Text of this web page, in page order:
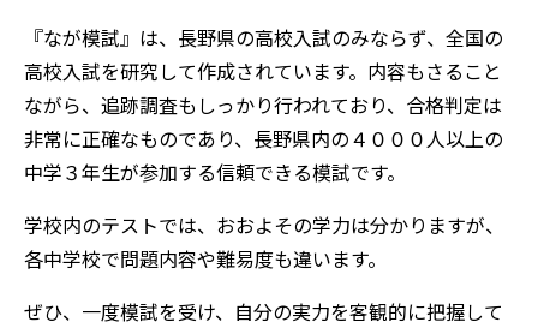
『なが模試』は、長野県の高校入試のみならず、全国の
高校入試を研究して作成されています。内容もさること
ながら、追跡調査もしっかり行われており、合格判定は
非常に正確なものであり、長野県内の４０００人以上の
中学３年生が参加する信頼できる模試です。
学校内のテストでは、おおよその学力は分かりますが、
各中学校で問題内容や難易度も違います。
ぜひ、一度模試を受け、自分の実力を客観的に把握して